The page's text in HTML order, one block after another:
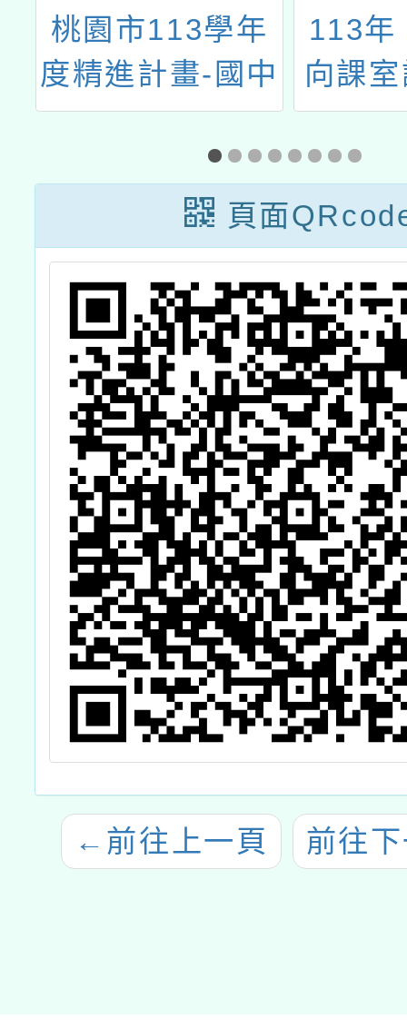
113年「素養導
向課室評量資源
建置暨推廣計
畫」評量工具設
計選拔活動及說
明會
新北
瓷博
114年
教師
頁面
← 前往上一頁 前往